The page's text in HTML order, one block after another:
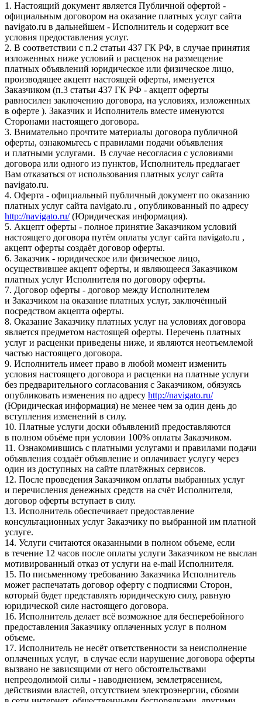
1. Настоящий документ является Публичной офертой -
официальным договором на оказание платных услуг сайта
navigato.ru в дальнейшем - Исполнитель и содержит все
условия предоставления услуг.
2. В соответствии с п.2 статьи 437 ГК РФ, в случае принятия
изложенных ниже условий и расценок на размещение
платных объявлений юридическое или физическое лицо,
производящее акцепт настоящей оферты, именуется
Заказчиком (п.3 статьи 437 ГК РФ - акцепт оферты
равносилен заключению договора, на условиях, изложенных
в оферте ). Заказчик и Исполнитель вместе именуются
Сторонами настоящего договора.
3. Внимательно прочтите материалы договора публичной
оферты, ознакомьтесь с правилами подачи объявления
и платными услугами. В случае несогласия с условиями
договора или одного из пунктов, Исполнитель предлагает
Вам отказаться от использования платных услуг сайта
navigato.ru.
4. Оферта - официальный публичный документ по оказанию
платных услуг сайта navigato.ru , опубликованный по адресу
http://navigato.ru/(Юридическая информация).
5. Акцепт оферты - полное принятие Заказчиком условий
настоящего договора путём оплаты услуг сайта navigato.ru ,
акцепт оферты создаёт договор оферты.
6. Заказчик - юридическое или физическое лицо,
осуществившее акцепт оферты, и являющееся Заказчиком
платных услуг Исполнителя по договору оферты.
7. Договор оферты - договор между Исполнителем
и Заказчиком на оказание платных услуг, заключённый
посредством акцепта оферты.
8. Оказание Заказчику платных услуг на условиях договора
является предметом настоящей оферты. Перечень платных
услуг и расценки приведены ниже, и являются неотъемлемой
частью настоящего договора.
9. Исполнитель имеет право в любой момент изменить
условия настоящего договора и расценки на платные услуги
без предварительного согласования с Заказчиком, обязуясь
опубликовать изменения по адресу http://navigato.ru/
(Юридическая информация) не менее чем за один день до
вступления изменений в силу.
10. Платные услуги доски объявлений предоставляются
в полном объёме при условии 100% оплаты Заказчиком.
11. Ознакомившись с платными услугами и правилами подачи
объявления создаёт объявление и оплачивает услугу через
один из доступных на сайте платёжных сервисов.
12. После проведения Заказчиком оплаты выбранных услуг
и перечисления денежных средств на счёт Исполнителя,
договор оферты вступает в силу.
13. Исполнитель обеспечивает предоставление
консультационных услуг Заказчику по выбранной им платной
услуге.
14. Услуги считаются оказанными в полном объеме, если
в течение 12 часов после оплаты услуги Заказчиком не выслан
мотивированный отказ от услуги на e-mail Исполнителя.
15. По письменному требованию Заказчика Исполнитель
может распечатать договор оферту с подписями Сторон,
который будет представлять юридическую силу, равную
юридической силе настоящего договора.
16. Исполнитель делает всё возможное для бесперебойного
предоставления Заказчику оплаченных услуг в полном
объеме.
17. Исполнитель не несёт ответственности за неисполнение
оплаченных услуг, в случае если нарушение договора оферты
вызвано не зависящими от него обстоятельствами
непреодолимой силы - наводнением, землетрясением,
действиями властей, отсутствием электроэнергии, сбоями